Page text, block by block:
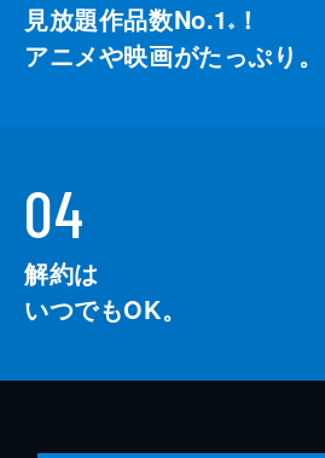
見放題作品数No.1 ※
！
アニメや映画がたっぷり。
04
解約は
いつでもOK。